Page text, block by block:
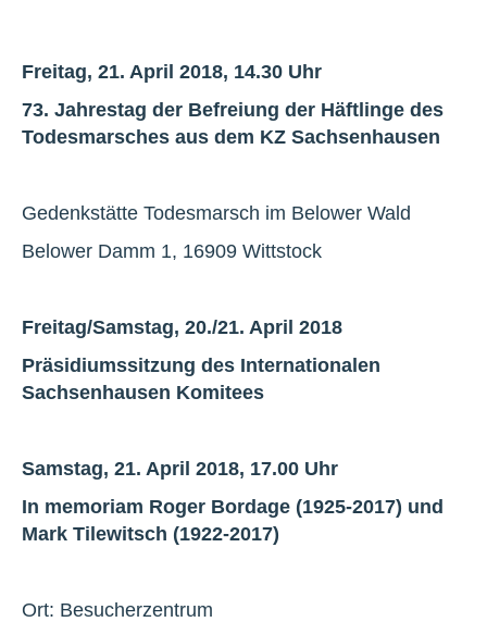
Freitag, 21. April 2018, 14.30 Uhr
73. Jahrestag der Befreiung der Häftlinge des
Todesmarsches aus dem KZ Sachsenhausen
Gedenkstätte Todesmarsch im Belower Wald
Belower Damm 1, 16909 Wittstock
Freitag/Samstag, 20./21. April 2018
Präsidiumssitzung des Internationalen
Sachsenhausen Komitees
Samstag, 21. April 2018, 17.00 Uhr
In memoriam Roger Bordage (1925-2017) und
Mark Tilewitsch (1922-2017)
Ort: Besucherzentrum